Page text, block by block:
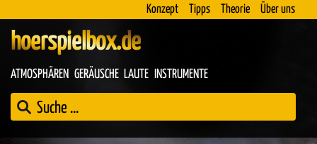
Konzept Tipps Theorie Über uns
hoerspielbox.de
ATMOSPHÄREN GERÄUSCHE LAUTE INSTRUMENTE